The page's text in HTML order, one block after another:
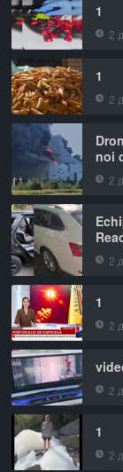
1
2
1
2
noi
2
2
1
2
2
1
2